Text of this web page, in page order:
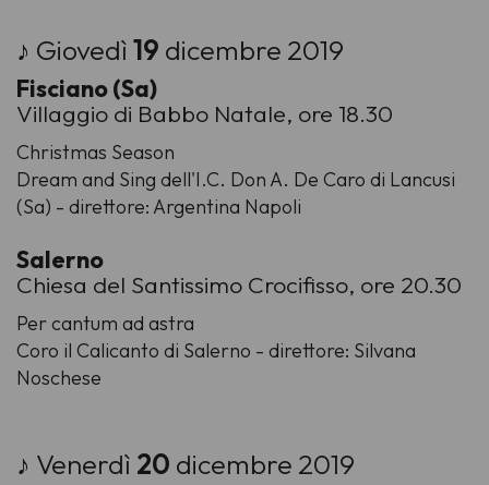
♪ Giovedì19 dicembre 2019
Fisciano (Sa)
Villaggio di Babbo Natale, ore 18.30
Christmas Season
Dream and Sing dell'I.C. Don A. De Caro di Lancusi
(Sa) - direttore: Argentina Napoli
Salerno
Chiesa del Santissimo Crocifisso, ore 20.30
Per cantum ad astra
Coro il Calicanto di Salerno - direttore: Silvana
Noschese
♪ Venerdì 20 dicembre 2019